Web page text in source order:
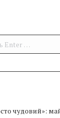
чудовий»: